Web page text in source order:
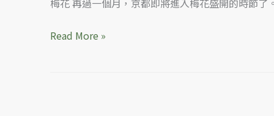
梅花 再過一個月，京都即將進入梅花盛開的時節了
Read More »